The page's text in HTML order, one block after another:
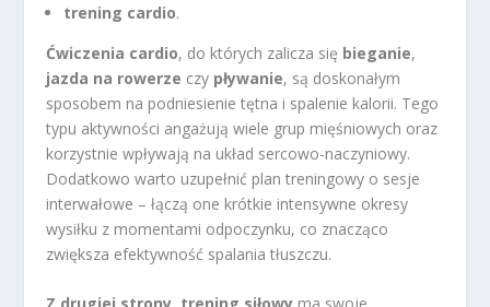
trening cardio.
Ćwiczenia cardio, do których zalicza się bieganie,
jazda na rowerze czy pływanie, są doskonałym
sposobem na podniesienie tętna i spalenie kalorii. Tego
typu aktywności angażują wiele grup mięśniowych oraz
korzystnie wpływają na układ sercowo-naczyniowy.
Dodatkowo warto uzupełnić plan treningowy o sesje
interwałowe – łączą one krótkie intensywne okresy
wysiłku z momentami odpoczynku, co znacząco
zwiększa efektywność spalania tłuszczu.